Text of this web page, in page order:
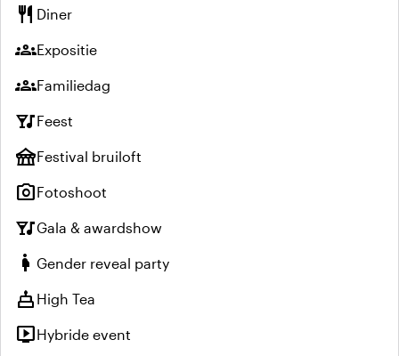
restaurant Diner
groupsExpositie
groupsFamiliedag
nightlifeFeest
festivalFestival bruiloft
photo_cameraFotoshoot
nightlifeGala & awardshow
pregnant_woman Gender reveal party
cake High Tea
live_tvHybride event